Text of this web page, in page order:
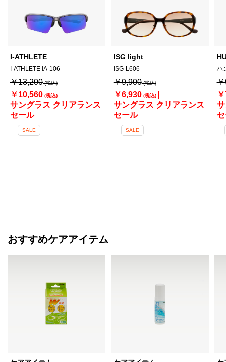
I-ATHLETE
I-ATHLETE IA-106
サングラス クリアランス
セール
￥10,560
￥13,200
SALE
ISG light
ISG-L606
サングラス クリアランス
セール
￥6,930
￥9,900
SALE
ハ
おすすめケアアイテム